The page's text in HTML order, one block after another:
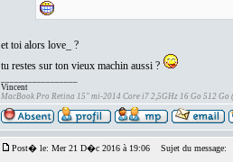
et toi alors love_ ?
tu restes sur ton vieux machin aussi ?
Vincent
MacBook Pro Retina 15" mi-2014 Core i7 2,5GHz 16 Go 512 Go
Post� le: Mer 21 D�c 2016 à 19:06 Sujet du message: